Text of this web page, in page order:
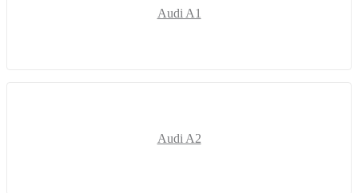
Audi A1
Audi A2